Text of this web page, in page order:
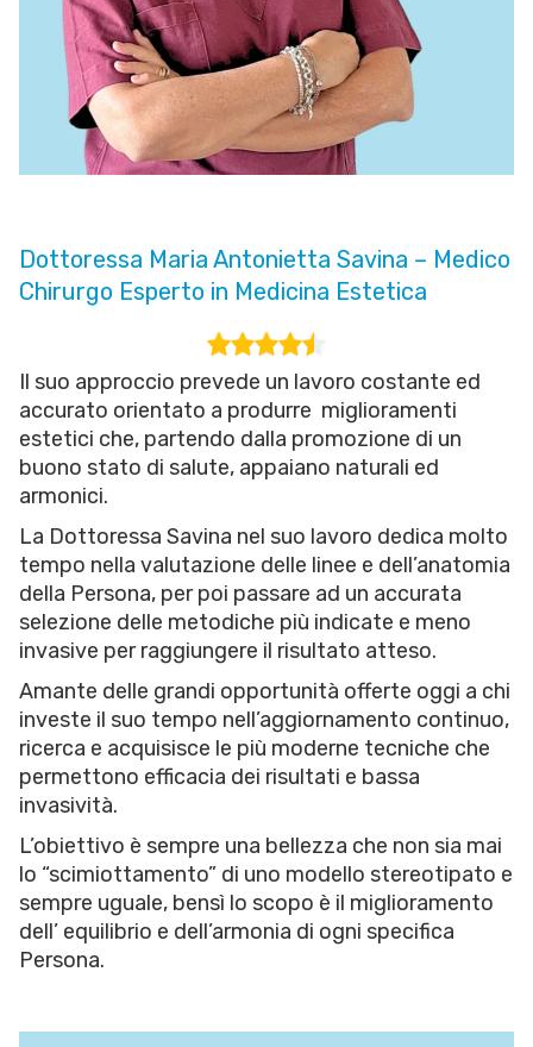
Dottoressa Maria Antonietta Savina – Medico
Chirurgo Esperto in Medicina Estetica
Il suo approccio prevede un lavoro costante ed
accurato orientato a produrre miglioramenti
estetici che, partendo dalla promozione di un
buono stato di salute, appaiano naturali ed
armonici.
La Dottoressa Savina nel suo lavoro dedica molto
tempo nella valutazione delle linee e dell’anatomia
della Persona, per poi passare ad un accurata
selezione delle metodiche più indicate e meno
invasive per raggiungere il risultato atteso.
Amante delle grandi opportunità offerte oggi a chi
investe il suo tempo nell’aggiornamento continuo,
ricerca e acquisisce le più moderne tecniche che
permettono efficacia dei risultati e bassa
invasività.
L’obiettivo è sempre una bellezza che non sia mai
lo “scimiottamento” di uno modello stereotipato e
sempre uguale, bensì lo scopo è il miglioramento
dell’ equilibrio e dell’armonia di ogni specifica
Persona.